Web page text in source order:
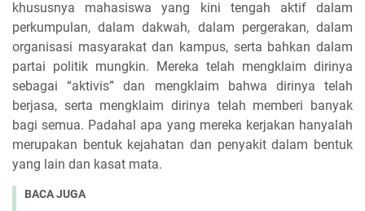
khususnya mahasiswa yang kini tengah aktif dalam
perkumpulan, dalam dakwah, dalam pergerakan, dalam
organisasi masyarakat dan kampus, serta bahkan dalam
partai politik mungkin. Mereka telah mengklaim dirinya
sebagai “aktivis” dan mengklaim bahwa dirinya telah
berjasa, serta mengklaim dirinya telah memberi banyak
bagi semua. Padahal apa yang mereka kerjakan hanyalah
merupakan bentuk kejahatan dan penyakit dalam bentuk
yang lain dan kasat mata.
BACA JUGA